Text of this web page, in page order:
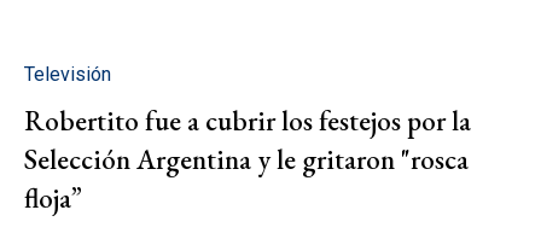
Televisión
Robertito fue a cubrir los festejos por la
Selección Argentina y le gritaron "rosca
floja”